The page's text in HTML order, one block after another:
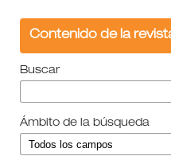
Contenido de la
Buscar
Ámbito de la búsqueda